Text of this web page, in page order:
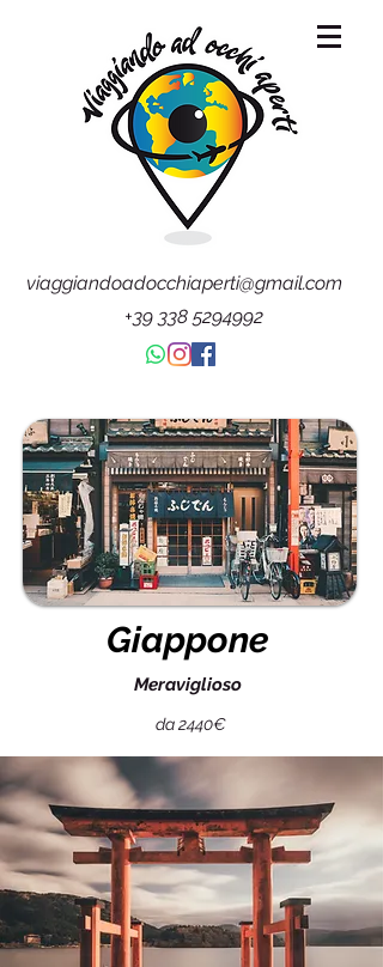
viaggiandoadocchiaperti@gmail.com
+39 338 5294992
Giappone
Meraviglioso
da 2440€